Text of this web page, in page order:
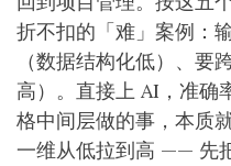
折不扣的「难」案例：
（数据结构化低）、要
高）。直接上 AI，准确
格中间层做的事，本质
一维从低拉到高 —— 先